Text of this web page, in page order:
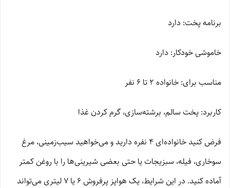
برنامه پخت: دارد
خاموشی خودکار: دارد
مناسب برای: خانواده 2 تا 6 نفر
کاربرد: پخت سالم، برشته‌سازی، گرم کردن غذا
فرض کنید خانواده‌ای 4 نفره دارید و می‌خواهید سیب‌زمینی، مرغ
سوخاری، فیله، سبزیجات یا حتی بعضی شیرینی‌ها را با روغن کمتر
آماده کنید. در این شرایط، یک هواپز پرفروش 6 یا 7 لیتری می‌تواند